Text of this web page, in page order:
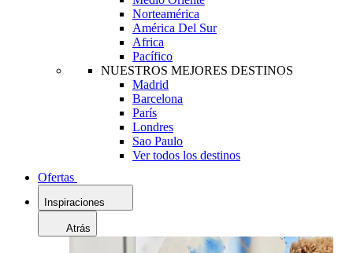
Norteamérica
América Del Sur
Africa
Pacífico
NUESTROS MEJORES DESTINOS
Madrid
Barcelona
París
Londres
Sao Paulo
Ver todos los destinos
Ofertas
Inspiraciones
Atrás